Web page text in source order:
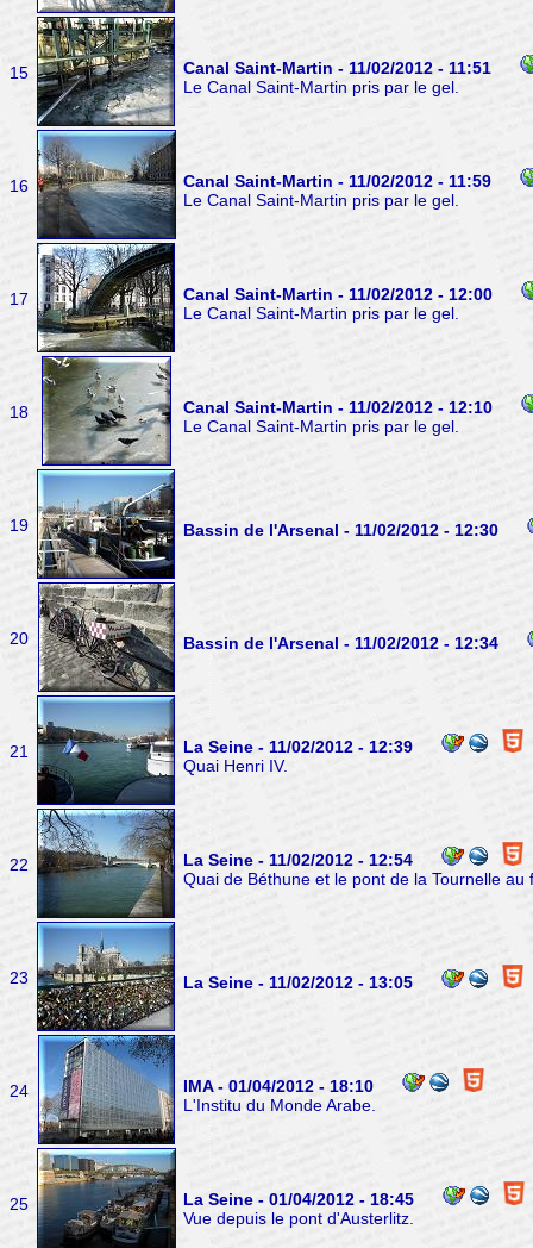
15
Canal Saint-Martin - 11/02/2012 - 11:51
Le Canal Saint-Martin pris par le gel.
16
Canal Saint-Martin - 11/02/2012 - 11:59
Le Canal Saint-Martin pris par le gel.
17
Canal Saint-Martin - 11/02/2012 - 12:00
Le Canal Saint-Martin pris par le gel.
18
Canal Saint-Martin - 11/02/2012 - 12:10
Le Canal Saint-Martin pris par le gel.
19 Bassin de l'Arsenal - 11/02/2012 - 12:30
20 Bassin de l'Arsenal - 11/02/2012 - 12:34
21
La Seine - 11/02/2012 - 12:39
Quai Henri IV.
22
La Seine - 11/02/2012 - 12:54
Quai de Béthune et le pont de la Tournelle au
23 La Seine - 11/02/2012 - 13:05
24
IMA - 01/04/2012 - 18:10
L'Institu du Monde Arabe.
25
La Seine - 01/04/2012 - 18:45
Vue depuis le pont d'Austerlitz.